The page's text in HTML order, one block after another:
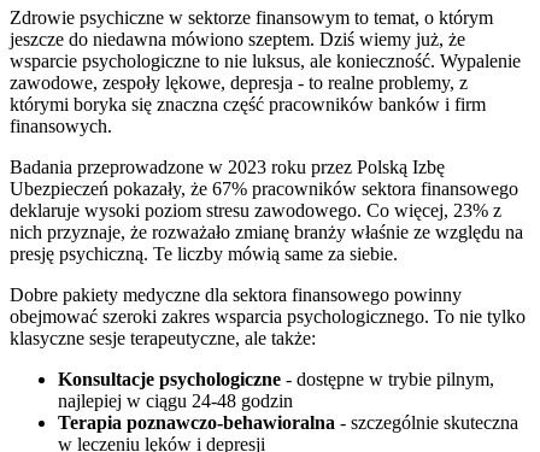
Zdrowie psychiczne w sektorze finansowym to temat, o którym
jeszcze do niedawna mówiono szeptem. Dziś wiemy już, że
wsparcie psychologiczne to nie luksus, ale konieczność. Wypalenie
zawodowe, zespoły lękowe, depresja - to realne problemy, z
którymi boryka się znaczna część pracowników banków i firm
finansowych.
Badania przeprowadzone w 2023 roku przez Polską Izbę
Ubezpieczeń pokazały, że 67% pracowników sektora finansowego
deklaruje wysoki poziom stresu zawodowego. Co więcej, 23% z
nich przyznaje, że rozważało zmianę branży właśnie ze względu na
presję psychiczną. Te liczby mówią same za siebie.
Dobre pakiety medyczne dla sektora finansowego powinny
obejmować szeroki zakres wsparcia psychologicznego. To nie tylko
klasyczne sesje terapeutyczne, ale także:
Konsultacje psychologiczne - dostępne w trybie pilnym,
najlepiej w ciągu 24-48 godzin
Terapia poznawczo-behawioralna - szczególnie skuteczna
w leczeniu lęków i depresji